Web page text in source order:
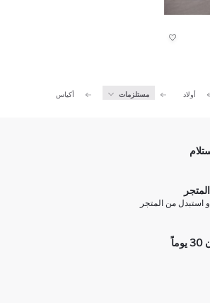
أولاد مستلزمات أكياس
استبدل من المتجر